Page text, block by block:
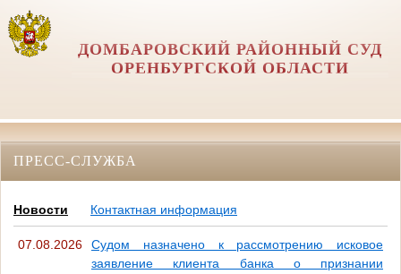
ДОМБАРОВСКИЙ РАЙОННЫЙ СУД
ОРЕНБУРГСКОЙ ОБЛАСТИ
ПРЕСС-СЛУЖБА
Новости Контактная информация
07.08.2026
Судом назначено к рассмотрению исковое
заявление клиента банка о признании